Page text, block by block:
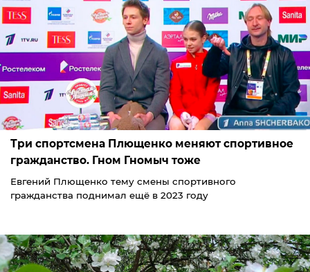
Три спортсмена Плющенко меняют спортивное
гражданство. Гном Гномыч тоже
Евгений Плющенко тему смены спортивного
гражданства поднимал ещё в 2023 году